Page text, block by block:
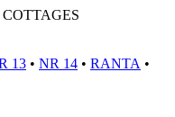
13 • NR 14 • RANTA •